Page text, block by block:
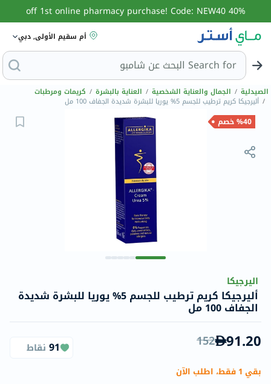
40% off 1st online pharmacy purchase! Code: NEW40
أم سقيم الأولى, دبي
Search for البحث
الصيدلية / الجمال والعناية الشخصية / العناية بالبشرة / كريمات ومرطبات
/ أليرجيكا كريم ترطيب للجسم 5% يوريا للبشرة شديدة الجفاف 100 مل
%40 خصم
اليرجيكا
أليرجيكا كريم ترطيب للجسم 5% يوريا للبشرة شديدة
الجفاف 100 مل
91.20
152
91 نقاط
بقي 1 فقط، اطلب الآن